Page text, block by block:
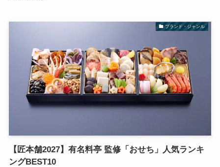
ブランド・ジャンル
【匠本舗2027】有名料亭 監修「おせち」人気ランキ
ングBEST10